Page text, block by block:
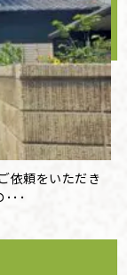
依頼をいただき
･･